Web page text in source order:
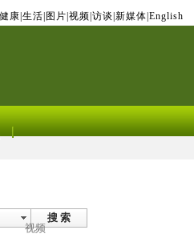
健康 生活 图片 视频 访谈 新媒体 English
搜 索
视频